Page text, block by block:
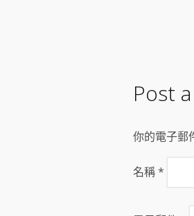
Post
你的電子郵
名稱*